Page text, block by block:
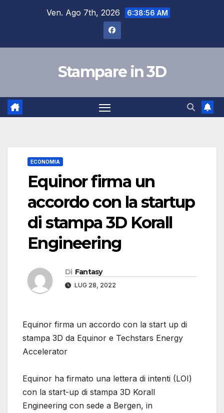
Ven. Ago 7th, 2026 6:38:57 AM
Stampare in 3D
ECONOMIA
Equinor firma un
accordo con la startup
di stampa 3D Korall
Engineering
Di Fantasy
LUG 28, 2022
Equinor firma un accordo con la start up di
stampa 3D da Equinor e Techstars Energy
Accelerator
Equinor ha firmato una lettera di intenti (LOI)
con la start-up di stampa 3D Korall
Engineering con sede a Bergen, in